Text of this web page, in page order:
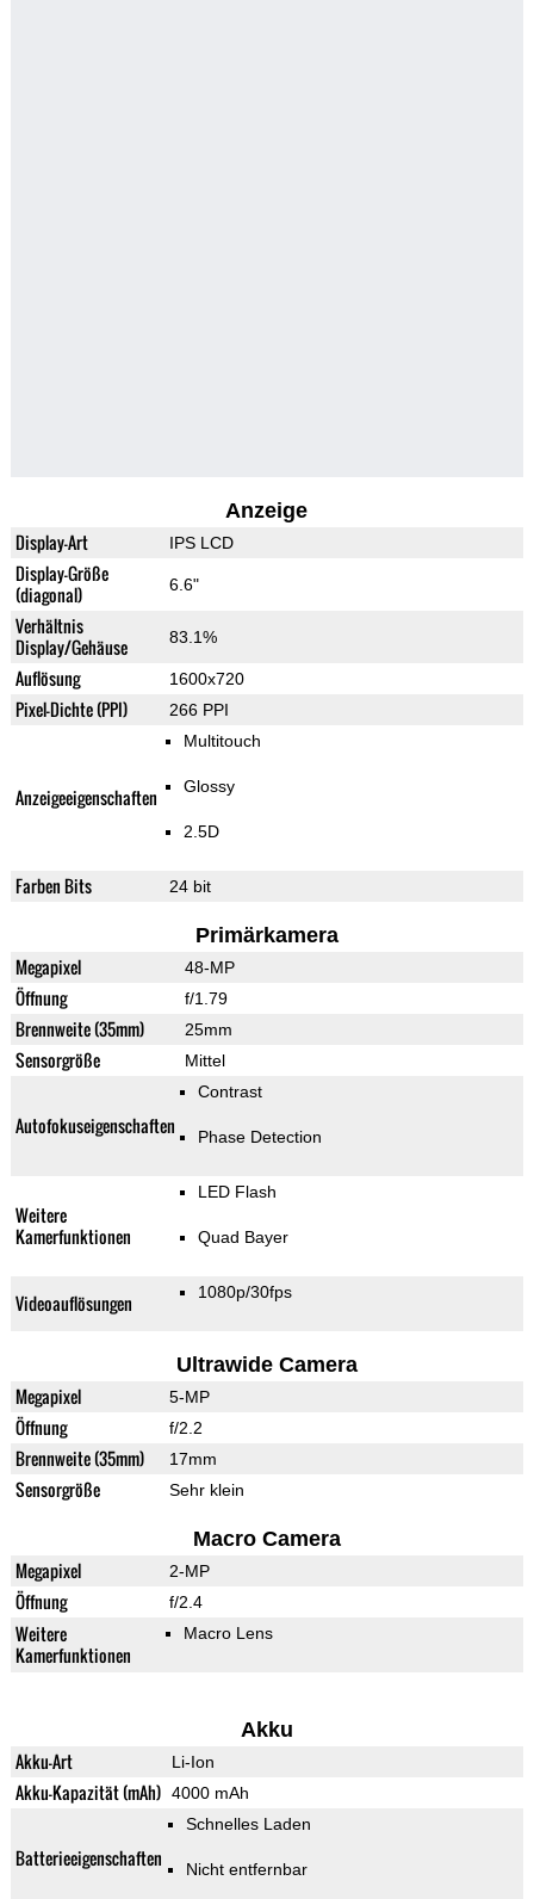
Anzeige
Display-Art IPS LCD
Display-Größe
(diagonal)
6.6"
Verhältnis
Display/Gehäuse
83.1%
Auflösung 1600x720
Pixel-Dichte (PPI) 266 PPI
Anzeigeeigenschaften
Multitouch
Glossy
2.5D
Farben Bits 24 bit
Primärkamera
Megapixel 48-MP
Öffnung f/1.79
Brennweite (35mm) 25mm
Sensorgröße Mittel
Autofokuseigenschaften
Contrast
Phase Detection
Weitere
Kamerfunktionen
LED Flash
Quad Bayer
Videoauflösungen 1080p/30fps
Ultrawide Camera
Megapixel 5-MP
Öffnung f/2.2
Brennweite (35mm) 17mm
Sensorgröße Sehr klein
Macro Camera
Megapixel 2-MP
Öffnung f/2.4
Weitere
Kamerfunktionen
Macro Lens
Akku
Akku-Art Li-Ion
Akku-Kapazität (mAh) 4000 mAh
Batterieeigenschaften
Schnelles Laden
Nicht entfernbar